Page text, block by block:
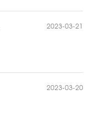
2023-03-21
2023-03-20